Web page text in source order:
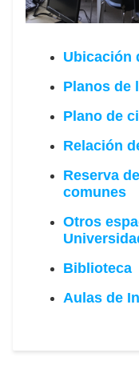
Ubicación
Planos de
Plano de
Relación
Reserva
comunes
Otros
Biblioteca
Aulas de